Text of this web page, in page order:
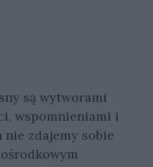
są wytworami
wspomnieniami i
zdajemy sobie